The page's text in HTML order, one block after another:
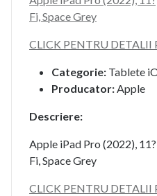
Fi, Space Grey
CLICK PENTRU DETALII
Categorie: Tablete
Producator:Apple
Descriere:
Apple iPad Pro (2022),
Fi, Space Grey
CLICK PENTRU DETALII